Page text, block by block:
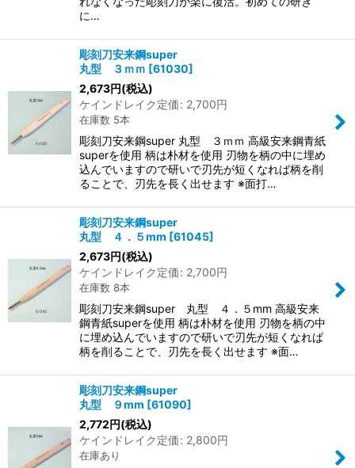
に…
彫刻刀安来鋼super
丸型 ３ｍｍ [61030]
2,673円(税込)
ケインドレイク定価: 2,700円
在庫数 5本
彫刻刀安来鋼super 丸型 ３ｍｍ 高級安来鋼青紙
superを使用 柄は朴材を使用 刃物を柄の中に埋め
込んでいますので研いで刃先が短くなれば柄を削
ることで、刃先を長く出せます ※面打…
彫刻刀安来鋼super
丸型 ４．５mm [61045]
2,673円(税込)
ケインドレイク定価: 2,700円
在庫数 8本
彫刻刀安来鋼super 丸型 ４．５mm 高級安来
鋼青紙superを使用 柄は朴材を使用 刃物を柄の中
に埋め込んでいますので研いで刃先が短くなれば
柄を削ることで、刃先を長く出せます ※面…
彫刻刀安来鋼super
丸型 ９mm [61090]
2,772円(税込)
ケインドレイク定価: 2,800円
在庫あり